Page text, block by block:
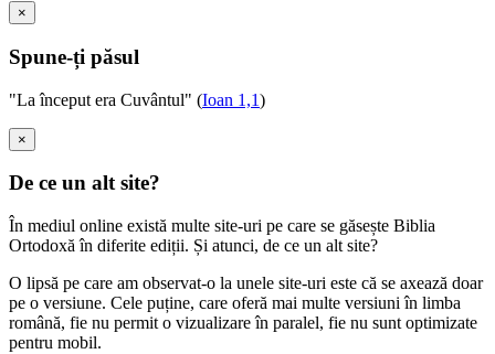
×
Spune-ți păsul
"La început era Cuvântul" (Ioan 1,1)
×
De ce un alt site?
În mediul online există multe site-uri pe care se găsește Biblia
Ortodoxă în diferite ediții. Și atunci, de ce un alt site?
O lipsă pe care am observat-o la unele site-uri este că se axează doar
pe o versiune. Cele puține, care oferă mai multe versiuni în limba
română, fie nu permit o vizualizare în paralel, fie nu sunt optimizate
pentru mobil.